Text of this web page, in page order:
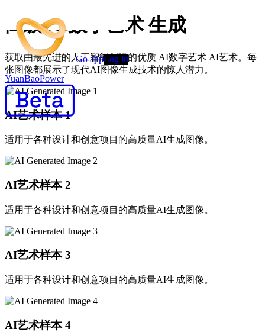
YuanBaoPower
Go appLog in
高级 AI数字艺术 生成
获取由最先进的人工智能创建的优质 AI数字艺术 AI艺术。每
张图像都展示了现代AI图像生成技术的惊人潜力。
AI艺术样本 1
适用于各种设计和创意项目的高质量AI生成图像。
AI艺术样本 2
适用于各种设计和创意项目的高质量AI生成图像。
AI艺术样本 3
适用于各种设计和创意项目的高质量AI生成图像。
AI艺术样本 4